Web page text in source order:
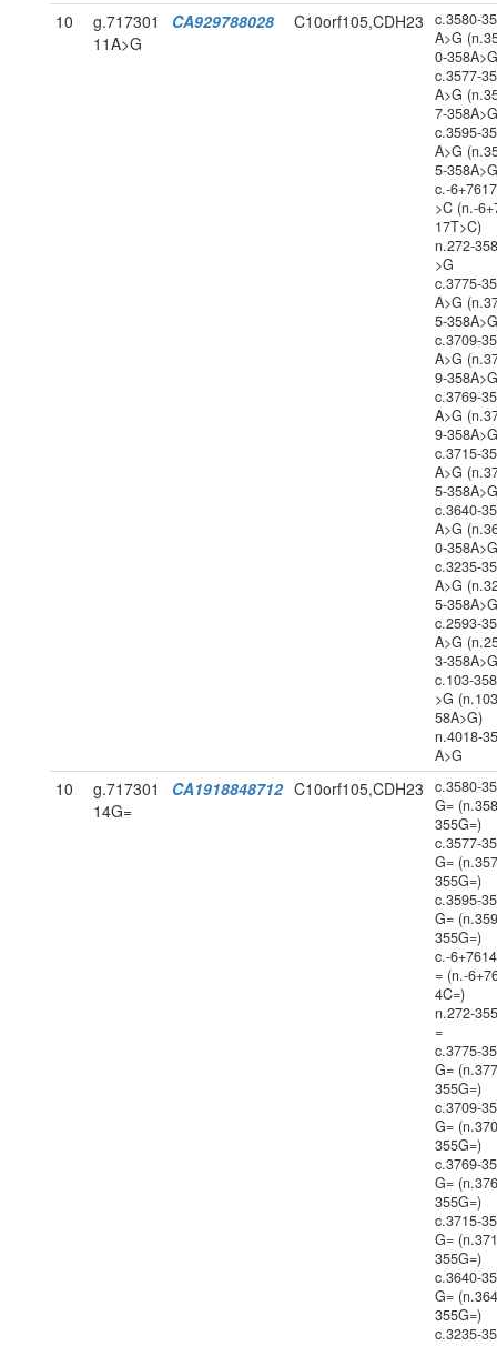
10
g.717301
11A>G
CA929788028 C10orf105,CDH23
c.3580-
A>G
0-
c.3577-
A>G
7-
c.3595-
A>G
5-
c.-
>C (n.-
17T>C)
n.272-
>G
c.3775-
A>G
5-
c.3709-
A>G
9-
c.3769-
A>G
9-
c.3715-
A>G
5-
c.3640-
A>G
0-
c.3235-
A>G
5-
c.2593-
A>G
3-
c.103-
>G
58A>G)
n.4018-
A>G
10
g.717301
14G=
CA1918848712 C10orf105,CDH23
c.3580-
G=
355G=)
c.3577-
G=
355G=)
c.3595-
G=
355G=)
c.-
= (n.-
4C=)
n.272-
=
c.3775-
G=
355G=)
c.3709-
G=
355G=)
c.3769-
G=
355G=)
c.3715-
G=
355G=)
c.3640-
G=
355G=)
c.3235-